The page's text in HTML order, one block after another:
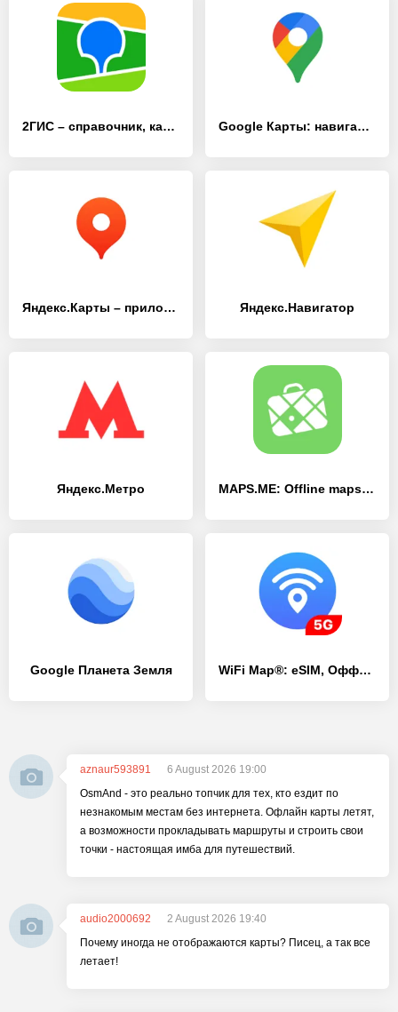
2ГИС – справочник, карта и навигатор без интернета Google Карты: навигация и общественный транспорт
Яндекс.Карты – приложение к городу Яндекс.Навигатор
Яндекс.Метро MAPS.ME: Offline maps GPS Nav
Google Планета Земля WiFi Map®: eSIM, Оффлайн карты
aznaur593891
6 August 2026 19:00
OsmAnd - это реально топчик для тех, кто ездит по
незнакомым местам без интернета. Офлайн карты летят,
а возможности прокладывать маршруты и строить свои
точки - настоящая имба для путешествий.
audio2000692
2 August 2026 19:40
Почему иногда не отображаются карты? Писец, а так все
летает!